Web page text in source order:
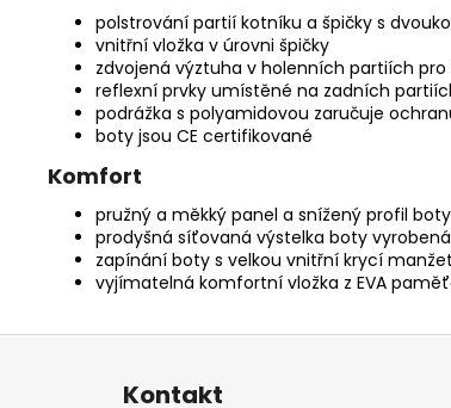
polstrování partií kotníku a špičky s
vnitřní vložka v úrovni špičky
zdvojená výztuha v holenních partiích pro
reflexní prvky umístěné na zadních
podrážka s polyamidovou zaručuje
boty jsou CE certifikované
Komfort
pružný a měkký panel a snížený profil
prodyšná síťovaná výstelka boty
zapínání boty s velkou vnitřní krycí
vyjímatelná komfortní vložka z EVA
Kontakt